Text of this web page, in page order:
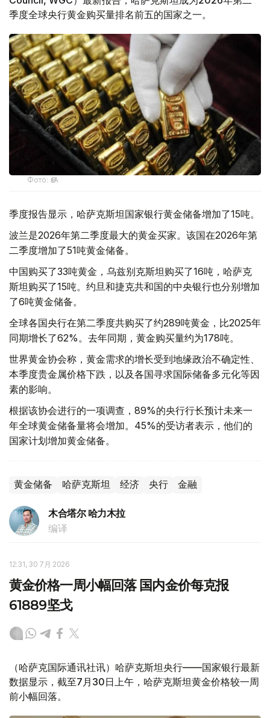
季度全球央行黄金购买量排名前五的国家之一。
Фото: ӨзА
季度报告显示，哈萨克斯坦国家银行黄金储备增加了15吨。
波兰是2026年第二季度最大的黄金买家。该国在2026年第
二季度增加了51吨黄金储备。
中国购买了33吨黄金，乌兹别克斯坦购买了16吨，哈萨克
斯坦购买了15吨。约旦和捷克共和国的中央银行也分别增加
了6吨黄金储备。
全球各国央行在第二季度共购买了约289吨黄金，比2025年
同期增长了62%。去年同期，黄金购买量约为178吨。
世界黄金协会称，黄金需求的增长受到地缘政治不确定性、
本季度贵金属价格下跌，以及各国寻求国际储备多元化等因
素的影响。
根据该协会进行的一项调查，89%的央行行长预计未来一
年全球黄金储备量将会增加。45%的受访者表示，他们的
国家计划增加黄金储备。
黄金储备 哈萨克斯坦 经济 央行 金融
木合塔尔 哈力木拉
编译
12:31, 30 7月 2026
黄金价格一周小幅回落 国内金价每克报
61889坚戈
（哈萨克国际通讯社讯）哈萨克斯坦央行——国家银行最新
数据显示，截至7月30日上午，哈萨克斯坦黄金价格较一周
前小幅回落。